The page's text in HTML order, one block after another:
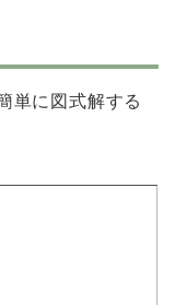
単に図式解する